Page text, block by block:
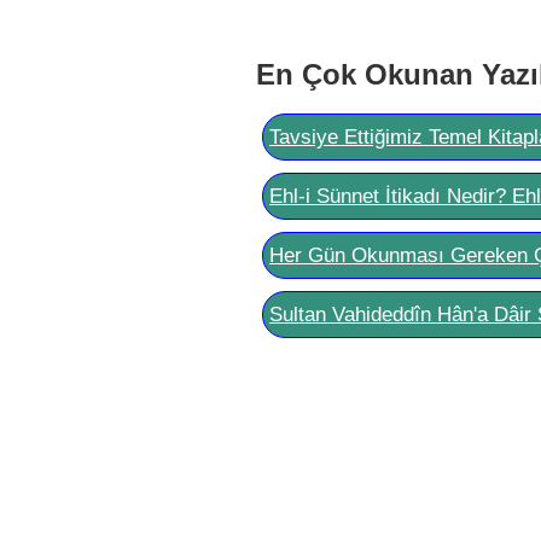
En Çok Okunan
Tavsiye Ettiğimiz Temel
Ehl-i Sünnet İtikadı Nedir?
Her Gün Okunması Gereken
Sultan Vahideddîn Hân'a Dâir